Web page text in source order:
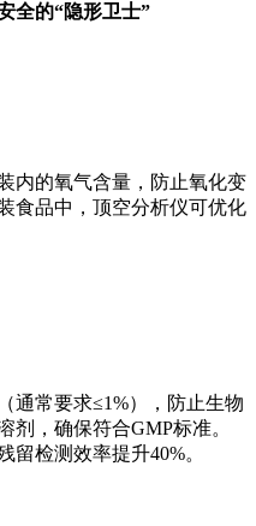
全的“隐形卫士”
的氧气含量，防止氧化变
食品中，顶空分析仪可优化
常要求≤1%），防止生物
剂，确保符合GMP标准。
检测效率提升40%。